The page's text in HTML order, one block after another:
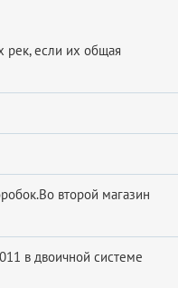
рек, если их общая
второй магазин
в двоичной системе